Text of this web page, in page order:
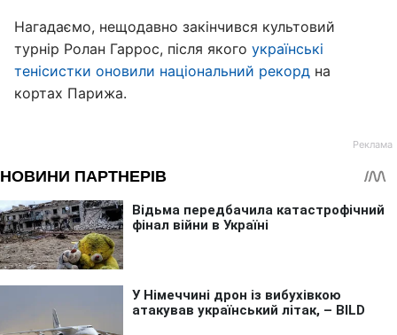
Нагадаємо, нещодавно закінчився культовий
турнір Ролан Гаррос, після якого українські
тенісистки оновили національний рекорд на
кортах Парижа.